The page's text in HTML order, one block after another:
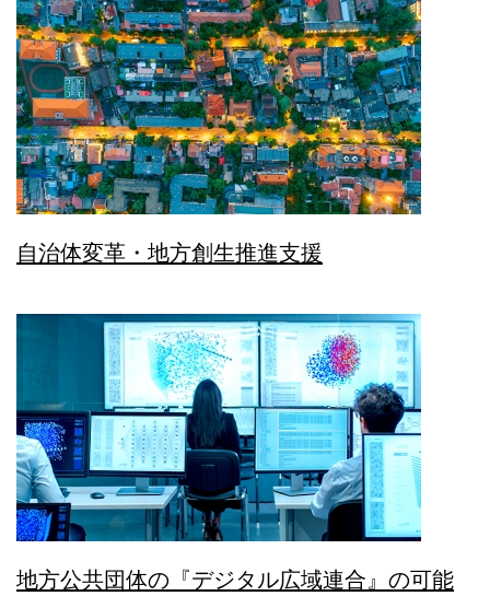
自治体変革・地方創生推進支援
地方公共団体の『デジタル広域連合』の可能